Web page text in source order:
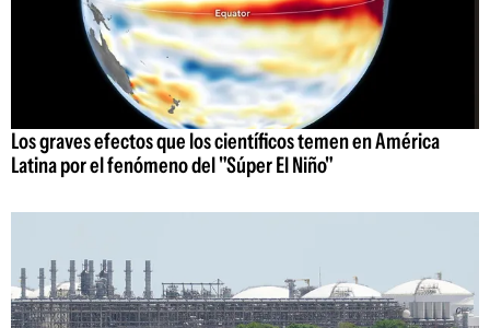
Los graves efectos que los científicos temen en América
Latina por el fenómeno del "Súper El Niño"